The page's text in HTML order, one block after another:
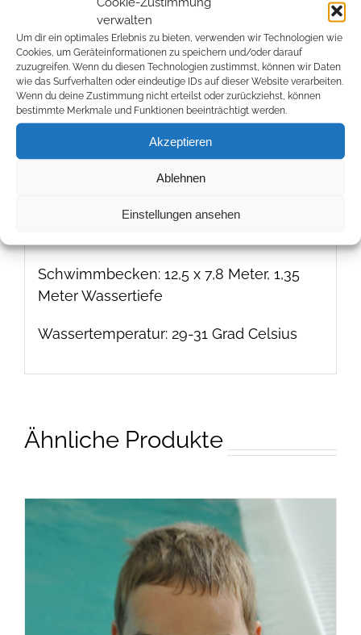
verwalten
Um dir ein optimales Erlebnis zu bieten, verwenden wir Technologien wie
Cookies, um Geräteinformationen zu speichern und/oder darauf
zuzugreifen. Wenn du diesen Technologien zustimmst, können wir Daten
wie das Surfverhalten oder eindeutige IDs auf dieser Website verarbeiten.
Wenn du deine Zustimmung nicht erteilst oder zurückziehst, können
bestimmte Merkmale und Funktionen beeinträchtigt werden.
Akzeptieren
Ablehnen
Einstellungen ansehen
bevor er sich entscheidet. Dadurch ist es
auch für uns einfacher zuzuordnen, in
welchen Kurs der Teilnehmer am besten
passt. Zusammen können wir danach
entscheiden, wie es weitergeht.
Teilnehmer ab einem Alter von 3,5 Jahren
(nach Absprache auch früher) sind
Adresse: Landgrafenstraße 2-8, 61348
Schwimmbecken: 12,5 x 7,8 Meter, 1,35
Meter Wassertiefe
Wassertemperatur: 29-31 Grad Celsius
Ähnliche Produkte